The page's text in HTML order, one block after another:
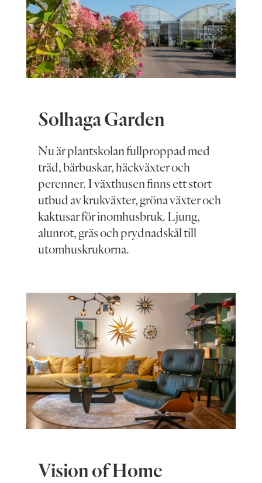
Solhaga Garden
Nu är plantskolan fullproppad med
träd, bärbuskar, häckväxter och
perenner. I växthusen finns ett stort
utbud av krukväxter, gröna växter och
kaktusar för inomhusbruk. Ljung,
alunrot, gräs och prydnadskål till
utomhuskrukorna.
Vision of Home